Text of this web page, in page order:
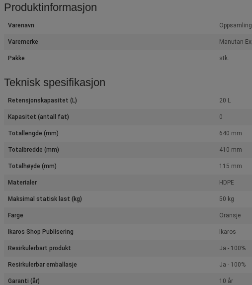
Produktinformasjon
Varenavn
Varemerke Manutan
Pakke stk.
Teknisk spesifikasjon
Retensjonskapasitet (L) 20 L
Kapasitet (antall fat) 0
Totallengde (mm) 640 mm
Totalbredde (mm) 410 mm
Totalhøyde (mm) 115 mm
Materialer HDPE
Maksimal statisk last (kg) 50 kg
Farge Oransje
Ikaros Shop Publisering Ikaros
Resirkulerbart produkt Ja - 100%
Resirkulerbar emballasje Ja - 100%
Garanti (år) 10 år